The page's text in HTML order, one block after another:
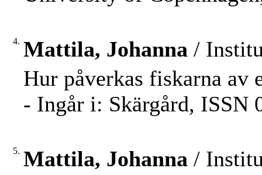
4. Mattila, Johanna /
Hur påverkas fiskarna av
- Ingår i: Skärgård, ISSN
5. Mattila, Johanna /